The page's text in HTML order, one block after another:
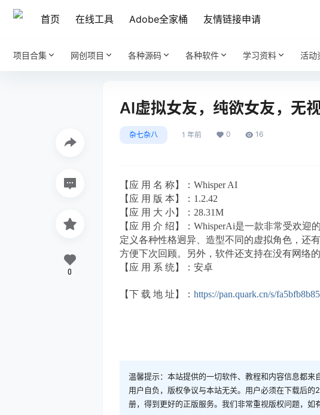
首页 在线工具 Adobe全家桶 友情链接申请
项目合集 网创项目 各种源码 各种软件 学习资料 活动
AI虚拟女友，纯欲女友，无
杂七杂八 1 年前 0 16
【应 用 名 称】：Whisper AI
【应 用 版 本】：1.2.42
【应 用 大 小】：28.31M
【应 用 介 绍】：WhisperAi是一款非常受欢
定义各种性格迥异、造型不同的虚拟角色，还
方便下次回顾。另外，软件还支持在没有网络
【应 用 系 统】：安卓
【下 载 地 址】： https://pan.quark.cn/s/
温馨提示：本站提供的一切软件、教程和内容信息都
用户自负，版权争议与本站无关。用户必须在下载后
册，得到更好的正版服务。我们非常重视版权问题，
0